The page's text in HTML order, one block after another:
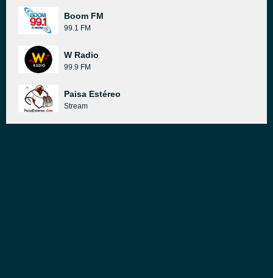
Boom FM
99.1 FM
W Radio
99.9 FM
Paisa Estéreo
Stream